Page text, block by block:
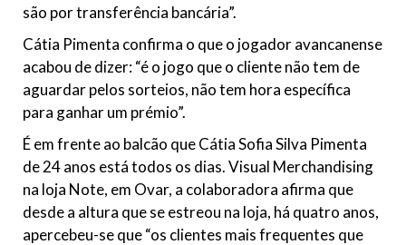
são por transferência bancária”.
Cátia Pimenta confirma o que o jogador avancanense
acabou de dizer: “é o jogo que o cliente não tem de
aguardar pelos sorteios, não tem hora específica
para ganhar um prémio”.
É em frente ao balcão que Cátia Sofia Silva Pimenta
de 24 anos está todos os dias. Visual Merchandising
na loja Note, em Ovar, a colaboradora afirma que
desde a altura que se estreou na loja, há quatro anos,
apercebeu-se que “os clientes mais frequentes que